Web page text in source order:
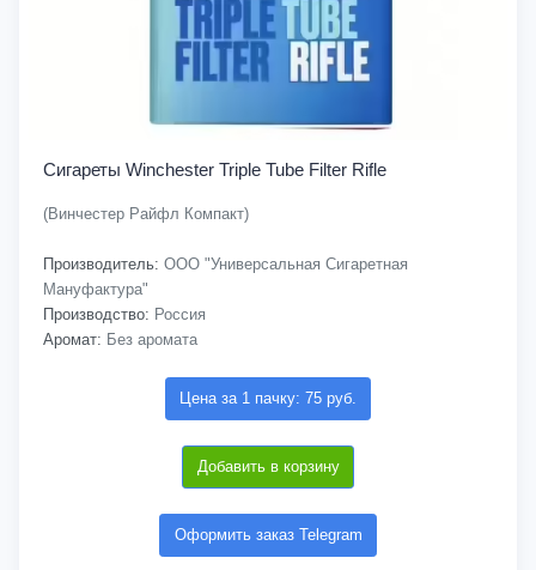
Сигареты Winchester Triple Tube Filter Rifle
(Винчестер Райфл Компакт)
Производитель: ООО "Универсальная Сигаретная
Мануфактура"
Производство: Россия
Аромат: Без аромата
Цена за 1 пачку: 75 руб.
Добавить в корзину
Оформить заказ Telegram